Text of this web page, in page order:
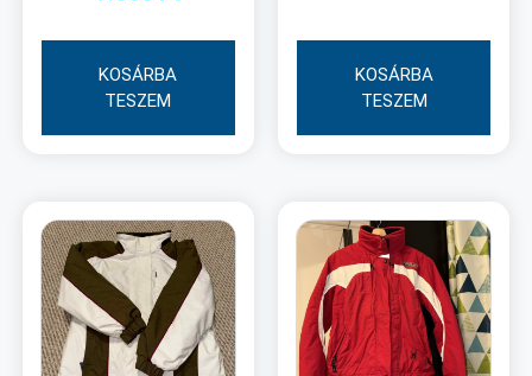
KOSÁRBA
TESZEM
KOSÁRBA
TESZEM